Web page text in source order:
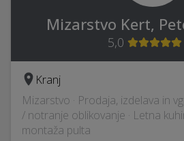
Mizarstvo Kert,
5,0
Kranj
Mizarstvo · Prodaja, izdelava in
/ notranje oblikovanje · Letna
montaža pulta